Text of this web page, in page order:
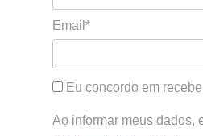
Email*
Eu concordo em
Ao informar meus dados,